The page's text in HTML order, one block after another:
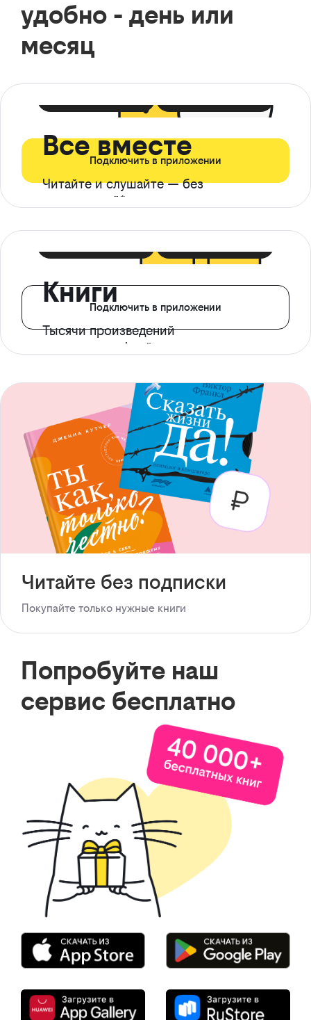
удобно - день или
месяц
Все вместе
Читайте и слушайте — без
ограничений*
Подключить в приложении
Книги
Тысячи произведений
с доступом офлайн
Подключить в приложении
Читайте без подписки
Покупайте только нужные книги
Попробуйте наш
сервис бесплатно